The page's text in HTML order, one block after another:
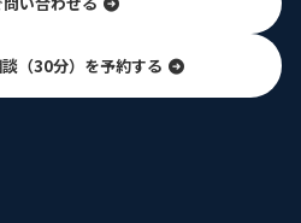
（30分）を予約する